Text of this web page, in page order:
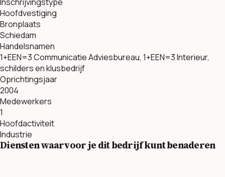
Hoofdvestiging
Bronplaats
Schiedam
Handelsnamen
1+EEN=3 Communicatie Adviesbureau, 1+EEN=3 Interieur,
schilders en klusbedrijf
Oprichtingsjaar
2004
Medewerkers
1
Hoofdactiviteit
Industrie
Diensten waarvoor je dit bedrijf kunt benaderen